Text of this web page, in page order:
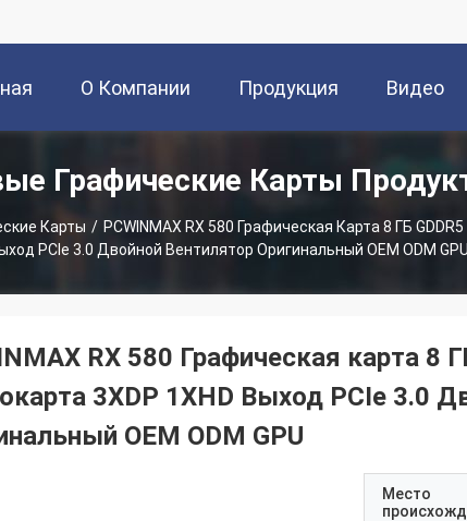
О Компании Продукция Видео
Графические Карты
Карты / PCWINMAX RX 580 Графическая Карта 8 ГБ
PCIe 3.0 Двойной Вентилятор Оригинальный OEM ODM GPU
RX 580 Графическая карта 8
3XDP 1XHD Выход PCIe 3.0
OEM ODM GPU
Место